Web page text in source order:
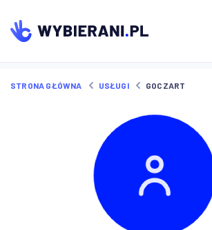
STRONA GŁÓWNA USŁUGI GOCZART